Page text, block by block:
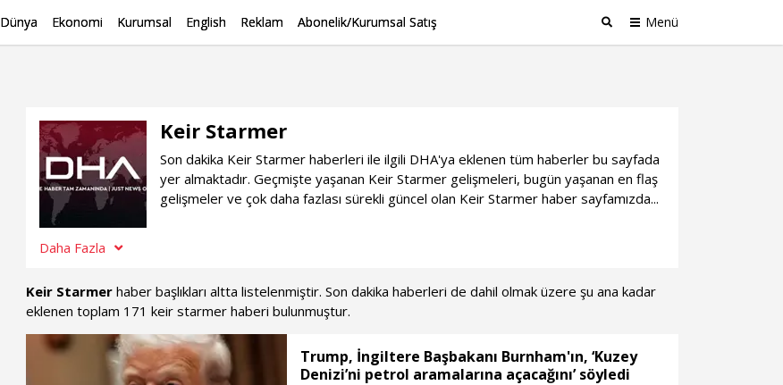
Dünya Ekonomi Kurumsal English Reklam Abonelik/Kurumsal Satış Menü
Keir Starmer
Son dakika Keir Starmer haberleri ile ilgili DHA'ya eklenen tüm haberler bu sayfada
yer almaktadır. Geçmişte yaşanan Keir Starmer gelişmeleri, bugün yaşanan en flaş
gelişmeler ve çok daha fazlası sürekli güncel olan Keir Starmer haber sayfamızda...
Daha Fazla
Keir Starmer haber başlıkları altta listelenmiştir. Son dakika haberleri de dahil olmak üzere şu ana kadar
eklenen toplam 171 keir starmer haberi bulunmuştur.
Trump, İngiltere Başbakanı Burnham'ın, ‘Kuzey
Denizi’ni petrol aramalarına açacağını’ söyledi